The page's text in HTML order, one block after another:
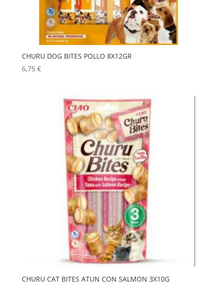
CHURU DOG BITES POLLO 8X12GR
6,75 €
CHURU CAT BITES ATUN CON SALMON 3X10G